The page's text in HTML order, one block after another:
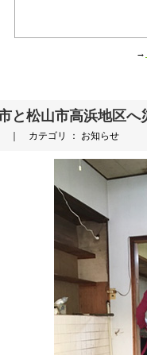
→
松山市高浜地区へ
｜ カテゴリ ： お知らせ